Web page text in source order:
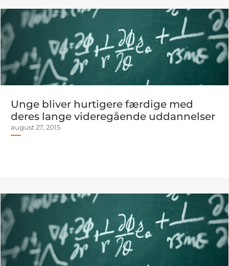
Unge bliver hurtigere færdige med
deres lange videregående uddannelser
august 27, 2015